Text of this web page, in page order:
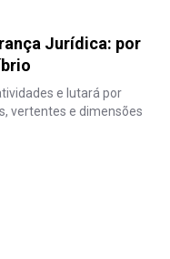
Jurídica: por
e lutará por
vertentes e dimensões